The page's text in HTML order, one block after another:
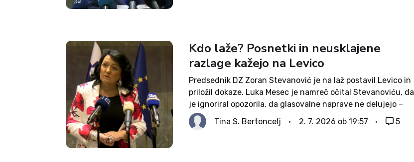
Kdo laže? Posnetki in neusklajene
razlage kažejo na Levico
Predsednik DZ Zoran Stevanović je na laž postavil Levico in
priložil dokaze. Luka Mesec je namreč očital Stevanoviću, da
je ignoriral opozorila, da glasovalne naprave ne delujejo –
posledično pa je umanjkal glas njihove poslanke. A s
posnetka je jasno...
Tina S. Bertoncelj 2. 7. 2026 ob 19:57 5